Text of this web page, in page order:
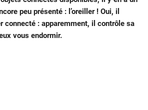
peu présenté : l’oreiller ! Oui, il
connecté : apparemment, il contrôle sa
vous endormir.